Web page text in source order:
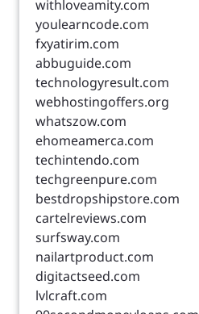
withloveamity.com
youlearncode.com
fxyatirim.com
abbuguide.com
technologyresult.com
webhostingoffers.org
whatszow.com
ehomeamerca.com
techintendo.com
techgreenpure.com
bestdropshipstore.com
cartelreviews.com
surfsway.com
nailartproduct.com
digitactseed.com
lvlcraft.com